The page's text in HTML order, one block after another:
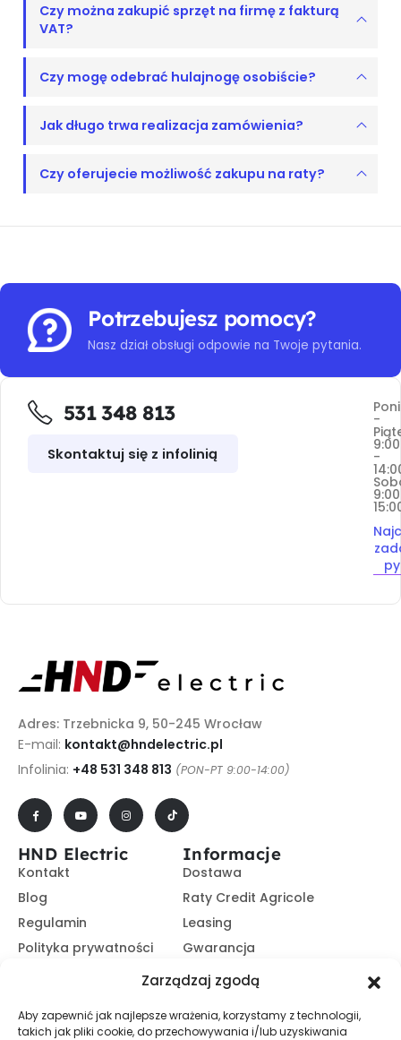
Zarządzaj zgodą
Aby zapewnić jak najlepsze wrażenia, korzystamy z technologii,
takich jak pliki cookie, do przechowywania i/lub uzyskiwania
Czy można zakupić sprzęt na firmę z fakturą
VAT?
Czy mogę odebrać hulajnogę osobiście?
Jak długo trwa realizacja zamówienia?
Czy oferujecie możliwość zakupu na raty?
Potrzebujesz pomocy?
Nasz dział obsługi odpowie na Twoje pytania.
531 348 813
Skontaktuj się z infolinią
-
9:00
-
Adres: Trzebnicka 9, 50-245 Wrocław
E-mail: kontakt@hndelectric.pl
Infolinia: +48 531 348 813 (PON-PT 9:00-14:00)
HND Electric
Kontakt
Blog
Regulamin
Polityka prywatności
Informacje
Dostawa
Raty Credit Agricole
Leasing
Gwarancja
14 dni na zwrot
Program partnerski